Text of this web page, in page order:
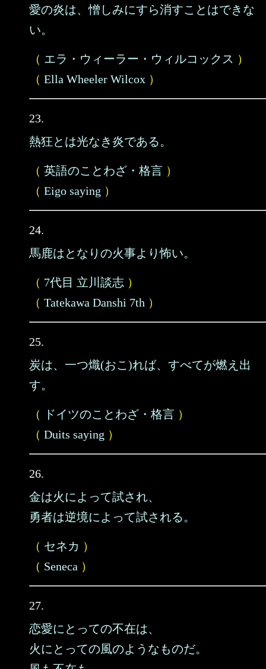
愛の炎は、憎しみにすら消すことはできな
い。
（ エラ・ウィーラー・ウィルコックス ）
（ Ella Wheeler Wilcox ）
23.
熱狂とは光なき炎である。
（ 英語のことわざ・格言 ）
（ Eigo saying ）
24.
馬鹿はとなりの火事より怖い。
（ 7代目 立川談志 ）
（ Tatekawa Danshi 7th ）
25.
炭は、一つ熾(おこ)れば、すべてが燃え出
す。
（ ドイツのことわざ・格言 ）
（ Duits saying ）
26.
金は火によって試され、
勇者は逆境によって試される。
（ セネカ ）
（ Seneca ）
27.
恋愛にとっての不在は、
火にとっての風のようなものだ。